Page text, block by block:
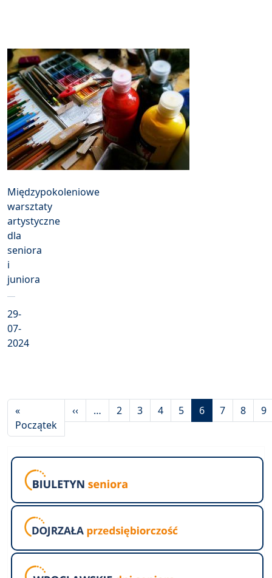
Międzypokoleniowe
warsztaty
artystyczne
dla
seniora
i
juniora
29-
07-
2024
Stronicowanie
«
Początek Pierwsza strona
‹‹Poprzednia strona
… 2 3 4 5 6 7 8 9